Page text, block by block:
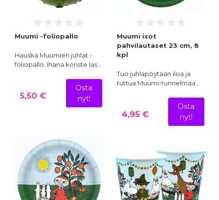
Muumi -foliopallo
Hauska Muumien juhlat -
foliopallo. Ihana koriste las…
5,50 €
Osta
nyt!
Muumi isot
pahvilautaset 23 cm, 8
kpl
Tuo juhlapöytään iloa ja
tuttua Muumi-tunnelmaa…
4,95 €
Osta
nyt!